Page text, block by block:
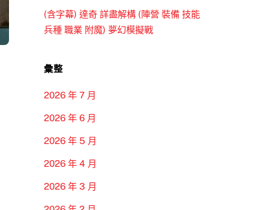
(含字幕) 達奇 詳盡解構 (陣營 裝備 技能
兵種 職業 附魔) 夢幻模擬戰
彙整
2026 年 7 月
2026 年 6 月
2026 年 5 月
2026 年 4 月
2026 年 3 月